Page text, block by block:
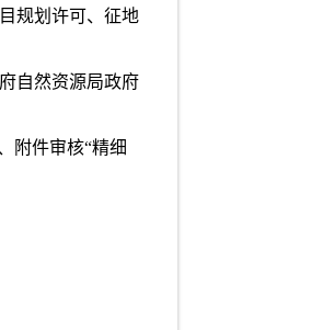
规划许可、征地
自然资源局政府
附件审核“精细